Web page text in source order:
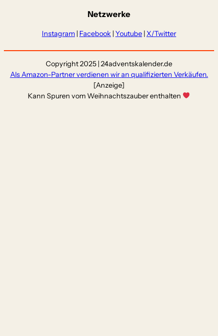
Netzwerke
Instagram Facebook Youtube X/Twitter
Copyright 2025 | 24adventskalender.de
Als Amazon-Partner verdienen wir an qualifizierten Verkäufen.
[Anzeige]
Kann Spuren vom Weihnachtszauber enthalten